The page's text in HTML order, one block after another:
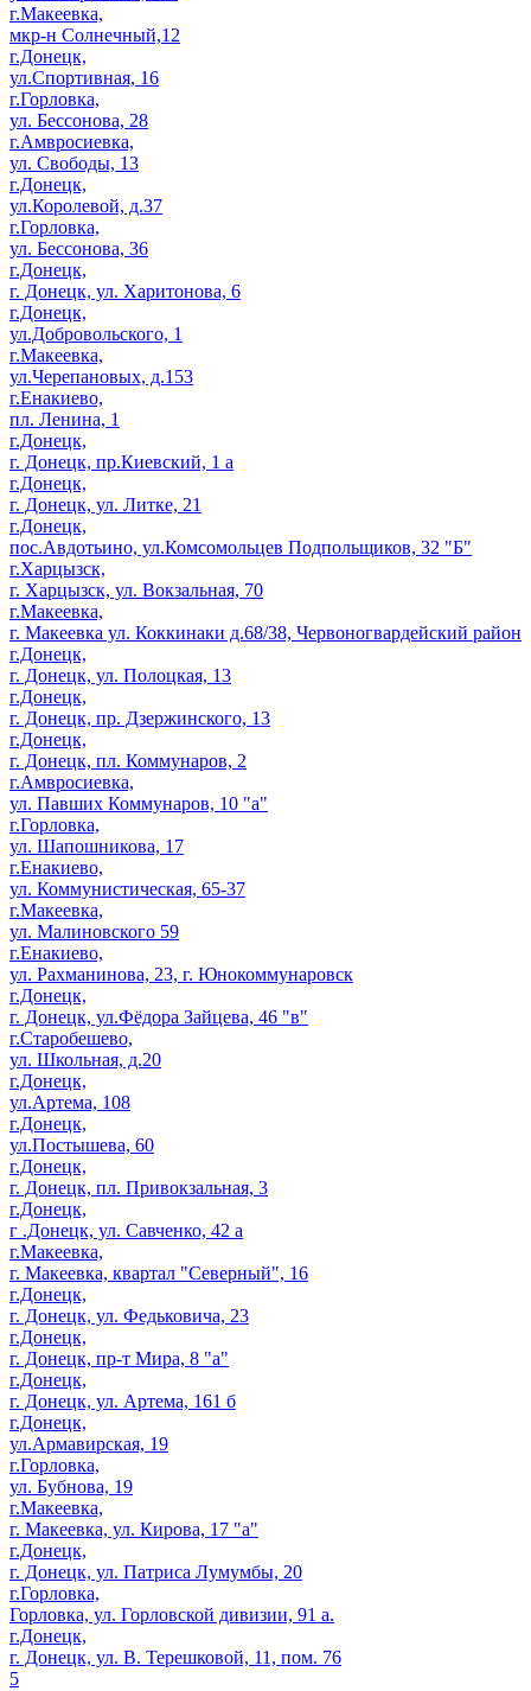
г.Макеевка,
мкр-н Солнечный,12
г.Донецк,
ул.Спортивная, 16
г.Горловка,
ул. Бессонова, 28
г.Амвросиевка,
ул. Свободы, 13
г.Донецк,
ул.Королевой, д.37
г.Горловка,
ул. Бессонова, 36
г.Донецк,
г. Донецк, ул. Харитонова, 6
г.Донецк,
ул.Добровольского, 1
г.Макеевка,
ул.Черепановых, д.153
г.Енакиево,
пл. Ленина, 1
г.Донецк,
г. Донецк, пр.Киевский, 1 а
г.Донецк,
г. Донецк, ул. Литке, 21
г.Донецк,
пос.Авдотьино, ул.Комсомольцев Подпольщиков, 32 "Б"
г.Харцызск,
г. Харцызск, ул. Вокзальная, 70
г.Макеевка,
г. Макеевка ул. Коккинаки д.68/38, Червоногвардейский район
г.Донецк,
г. Донецк, ул. Полоцкая, 13
г.Донецк,
г. Донецк, пр. Дзержинского, 13
г.Донецк,
г. Донецк, пл. Коммунаров, 2
г.Амвросиевка,
ул. Павших Коммунаров, 10 "а"
г.Горловка,
ул. Шапошникова, 17
г.Енакиево,
ул. Коммунистическая, 65-37
г.Макеевка,
ул. Малиновского 59
г.Енакиево,
ул. Рахманинова, 23, г. Юнокоммунаровск
г.Донецк,
г. Донецк, ул.Фёдора Зайцева, 46 "в"
г.Старобешево,
ул. Школьная, д.20
г.Донецк,
ул.Артема, 108
г.Донецк,
ул.Постышева, 60
г.Донецк,
г. Донецк, пл. Привокзальная, 3
г.Донецк,
г .Донецк, ул. Савченко, 42 а
г.Макеевка,
г. Макеевка, квартал "Северный", 16
г.Донецк,
г. Донецк, ул. Федьковича, 23
г.Донецк,
г. Донецк, пр-т Мира, 8 "а"
г.Донецк,
г. Донецк, ул. Артема, 161 б
г.Донецк,
ул.Армавирская, 19
г.Горловка,
ул. Бубнова, 19
г.Макеевка,
г. Макеевка, ул. Кирова, 17 "а"
г.Донецк,
г. Донецк, ул. Патриса Лумумбы, 20
г.Горловка,
Горловка, ул. Горловской дивизии, 91 а.
г.Донецк,
г. Донецк, ул. В. Терешковой, 11, пом. 76
5